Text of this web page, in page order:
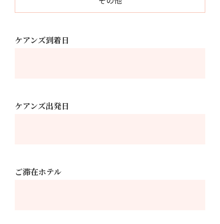
ケアンズ到着日
ケアンズ出発日
ご滞在ホテル